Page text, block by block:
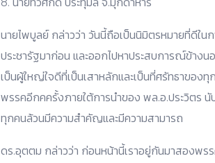
นายไพบูลย์ กล่าวว่า วันนี้ถือเป็นนิมิตรหมายที่ดีใ
ประชารัฐมาก่อน และออกไปหาประสบการณ์ข้าง
เป็นผู้ใหญ่ใจดีที่เป็นเสาหลักและเป็นที่ศรัทธาของ
พรรคอีกคครั้งภายใต้การนำของ พล.อ.ประวิตร นั
ทุกคนล้วนมีความสำคัญและมีความสามารถ
ดร.อุตตม กล่าวว่า ก่อนหน้านี้เราอยู่กันมาสองพร